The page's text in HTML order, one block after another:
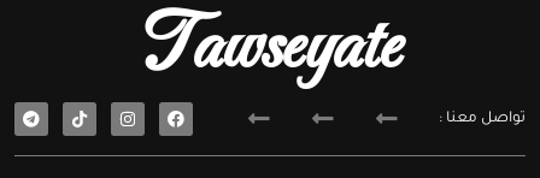
Tawseyate
تواصل معنا :
F
a
e
T
e
e